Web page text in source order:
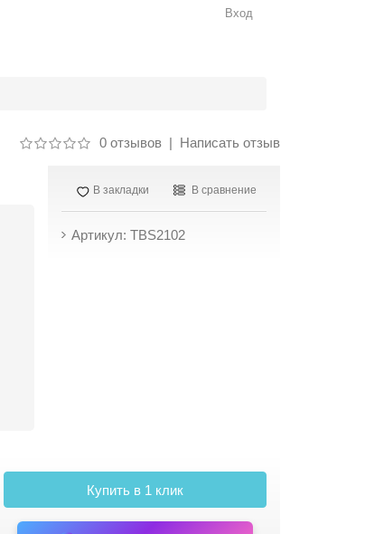
Вход
0 отзывов| Написать отзыв
В закладки В сравнение
Артикул: TBS2102
Купить в 1 клик